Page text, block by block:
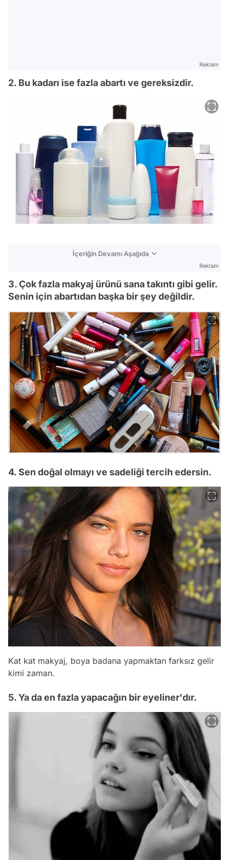
Reklam
2. Bu kadarı ise fazla abartı ve gereksizdir.
İçeriğin Devamı Aşağıda
Reklam
3. Çok fazla makyaj ürünü sana takıntı gibi gelir.
Senin için abartıdan başka bir şey değildir.
4. Sen doğal olmayı ve sadeliği tercih edersin.
Kat kat makyaj, boya badana yapmaktan farksız gelir
kimi zaman.
5. Ya da en fazla yapacağın bir eyeliner'dır.